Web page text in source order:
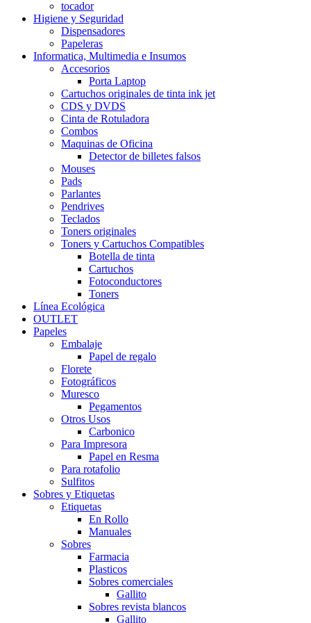
tocador
Higiene y Seguridad
Dispensadores
Papeleras
Informatica, Multimedia e Insumos
Accesorios
Porta Laptop
Cartuchos originales de tinta ink jet
CDS y DVDS
Cinta de Rotuladora
Combos
Maquinas de Oficina
Detector de billetes falsos
Mouses
Pads
Parlantes
Pendrives
Teclados
Toners originales
Toners y Cartuchos Compatibles
Botella de tinta
Cartuchos
Fotoconductores
Toners
Línea Ecológica
OUTLET
Papeles
Embalaje
Papel de regalo
Florete
Fotográficos
Muresco
Pegamentos
Otros Usos
Carbonico
Para Impresora
Papel en Resma
Para rotafolio
Sulfitos
Sobres y Etiquetas
Etiquetas
En Rollo
Manuales
Sobres
Farmacia
Plasticos
Sobres comerciales
Gallito
Sobres revista blancos
Gallito